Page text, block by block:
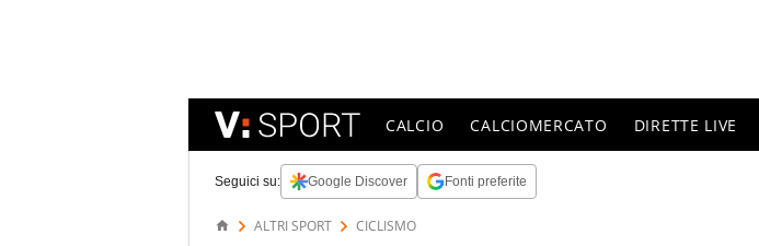
CALCIO CALCIOMERCATO DIRETTE LIVE
Seguici su: Google Discover Fonti preferite
ALTRI SPORT CICLISMO